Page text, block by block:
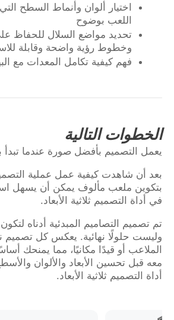
اختيار ألوان وأنماط السطح
اللعب بوضوح
تحديد مواضع السلال للحفاظ
وخطوط رؤية واضحة وقابلة
فهم كيفية تكامل المعدات مع
الخطوات التالية
يعمل التصميم بأفضل صورة عندما
بعد أن شاهدت كيفية عمل عملية
بتكوين ملعب مألوف يمكن أن يسهل
في أداة التصميم ثلاثية الأبعاد.
تم تصميم التصاميم المبدئية أدناه لتكون
وليست حلولًا نهائية. يعكس كل تصميم
الملاعب أو قيدًا مكانيًا، مما يمنحك
معه قبل تحسين الأبعاد والألوان
أداة التصميم ثلاثية الأبعاد.